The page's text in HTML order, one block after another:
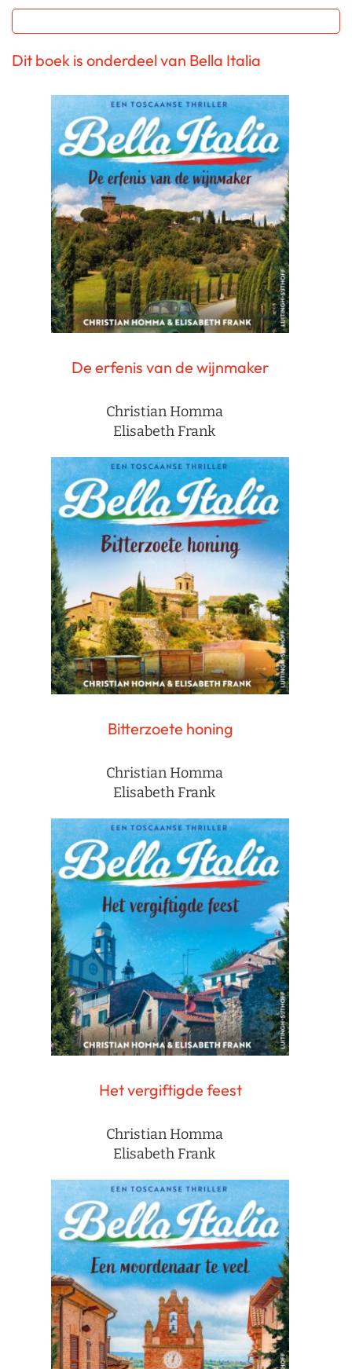
Dit boek is onderdeel van Bella Italia
De erfenis van de wijnmaker
Christian Homma
Elisabeth Frank
Bitterzoete honing
Christian Homma
Elisabeth Frank
Het vergiftigde feest
Christian Homma
Elisabeth Frank